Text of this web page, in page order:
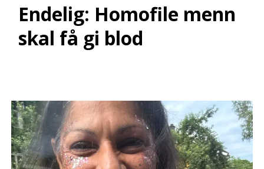
Endelig: Homofile menn
skal få gi blod